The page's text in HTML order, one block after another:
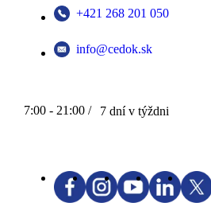
+421 268 201 050
info@cedok.sk
7:00 - 21:00 / 7 dní v týždni